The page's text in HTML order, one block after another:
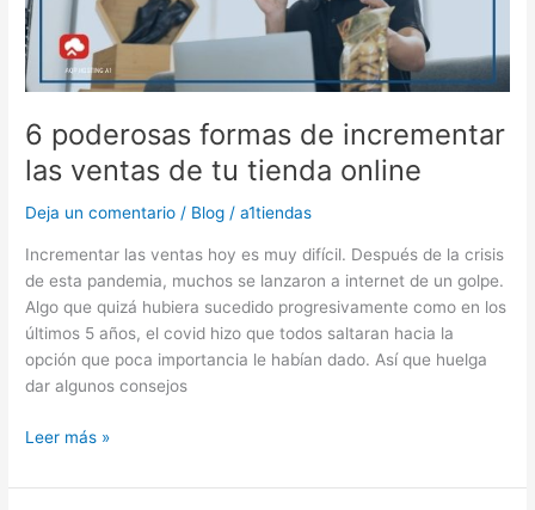
6 poderosas formas de incrementar
las ventas de tu tienda online
Deja un comentario / Blog /a1tiendas
Incrementar las ventas hoy es muy difícil. Después de la crisis
de esta pandemia, muchos se lanzaron a internet de un golpe.
Algo que quizá hubiera sucedido progresivamente como en los
últimos 5 años, el covid hizo que todos saltaran hacia la
opción que poca importancia le habían dado. Así que huelga
dar algunos consejos
ventas
de
tu
tienda
Leer más »